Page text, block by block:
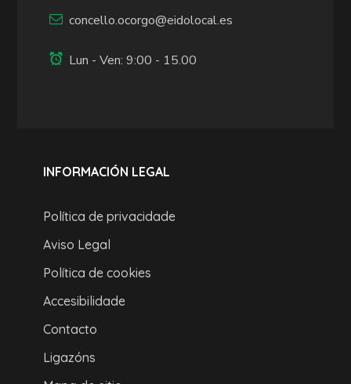
concello.ocorgo@eidolocal.es
Lun - Ven: 9:00 - 15.00
INFORMACIÓN LEGAL
Política de privacidade
Aviso Legal
Política de cookies
Accesibilidade
Contacto
Ligazóns